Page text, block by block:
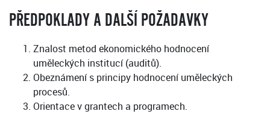
PŘEDPOKLADY A DALŠÍ POŽADAVKY
Znalost metod ekonomického hodnocení
uměleckých institucí (auditů).
Obeznámení s principy hodnocení uměleckých
procesů.
Orientace v grantech a programech.